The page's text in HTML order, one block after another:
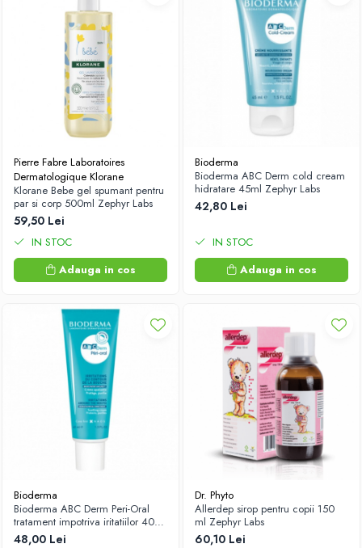
Pierre Fabre Laboratoires
Dermatologique Klorane
Klorane Bebe gel spumant pentru
par si corp 500ml Zephyr Labs
59,50 Lei
IN STOC
Adauga in cos
Bioderma
Bioderma ABC Derm cold cream
hidratare 45ml Zephyr Labs
42,80 Lei
IN STOC
Adauga in cos
Bioderma
Bioderma ABC Derm Peri-Oral
tratament impotriva iritatiilor 40ml
Zephyr Labs
48,00 Lei
Dr. Phyto
Allerdep sirop pentru copii 150
ml Zephyr Labs
60,10 Lei